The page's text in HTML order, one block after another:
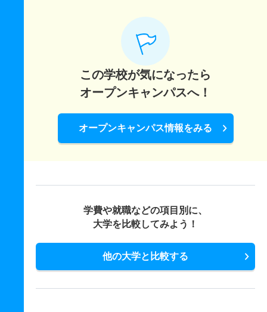
この学校が気になったら
オープンキャンパスへ！
オープンキャンパス情報をみる
学費や就職などの項目別に、
大学を比較してみよう！
他の大学と比較する